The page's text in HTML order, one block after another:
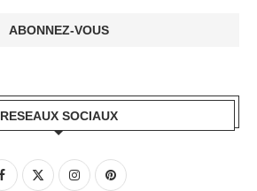
RESEAUX SOCIAUX